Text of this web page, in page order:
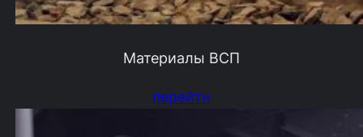
Материалы ВСП
перейти